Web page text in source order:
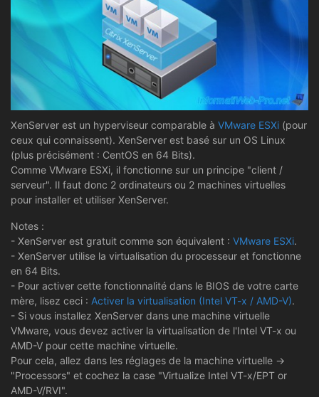
XenServer est un hyperviseur comparable à VMware ESXi (pour
ceux qui connaissent). XenServer est basé sur un OS Linux
(plus précisément : CentOS en 64 Bits).
Comme VMware ESXi, il fonctionne sur un principe "client /
serveur". Il faut donc 2 ordinateurs ou 2 machines virtuelles
pour installer et utiliser XenServer.
Notes :
- XenServer est gratuit comme son équivalent : VMware ESXi.
- XenServer utilise la virtualisation du processeur et fonctionne
en 64 Bits.
- Pour activer cette fonctionnalité dans le BIOS de votre carte
mère, lisez ceci : Activer la virtualisation (Intel VT-x / AMD-V).
- Si vous installez XenServer dans une machine virtuelle
VMware, vous devez activer la virtualisation de l'Intel VT-x ou
AMD-V pour cette machine virtuelle.
Pour cela, allez dans les réglages de la machine virtuelle ->
"Processors" et cochez la case "Virtualize Intel VT-x/EPT or
AMD-V/RVI".